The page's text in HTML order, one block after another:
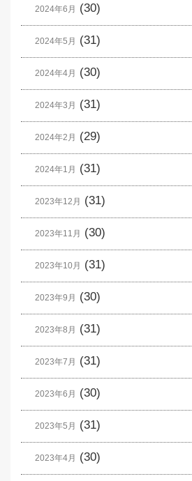
2024年6月 (30)
2024年5月 (31)
2024年4月 (30)
2024年3月 (31)
2024年2月 (29)
2024年1月 (31)
2023年12月 (31)
2023年11月 (30)
2023年10月 (31)
2023年9月 (30)
2023年8月 (31)
2023年7月 (31)
2023年6月 (30)
2023年5月 (31)
2023年4月 (30)